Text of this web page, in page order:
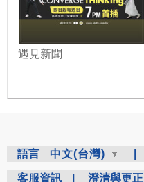
遇見新聞
語言 中文(台灣)
客服資訊 澄清與更正